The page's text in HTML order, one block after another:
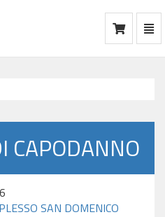
CAPODANNO
SAN DOMENICO